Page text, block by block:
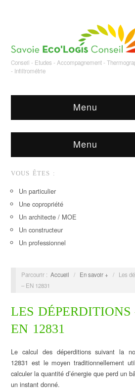
Conseil - Etudes - Accompagnement -
- Infiltrométrie
Menu
Menu
VOUS ÊTES :
Un particulier
Une copropriété
Un architecte / MOE
Un constructeur
Un professionnel
Parcourir : Accueil / En savoir + /
Les
– EN 12831
LES DÉPERDITIONS
EN 12831
Le calcul des déperditions suivant la
12831 est le moyen traditionnellement
calculer la quantité d’énergie que perd un
un instant donné.